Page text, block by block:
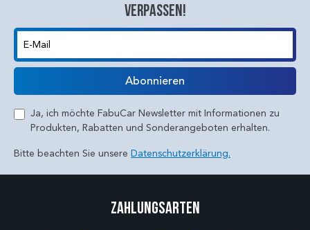
verpassen!
E-Mail
Abonnieren
Ja, ich möchte FabuCar Newsletter mit Informationen zu
Produkten, Rabatten und Sonderangeboten erhalten.
Bitte beachten Sie unsere Datenschutzerklärung.
Zahlungsarten